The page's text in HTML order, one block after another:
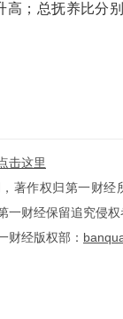
高；总抚养比分
击这里
著作权归第一财
一财经保留追究侵权
财经版权部：